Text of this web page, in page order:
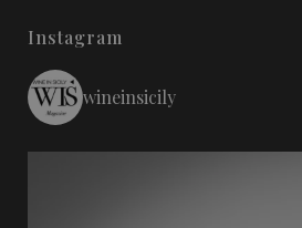
Instagram
wineinsicily